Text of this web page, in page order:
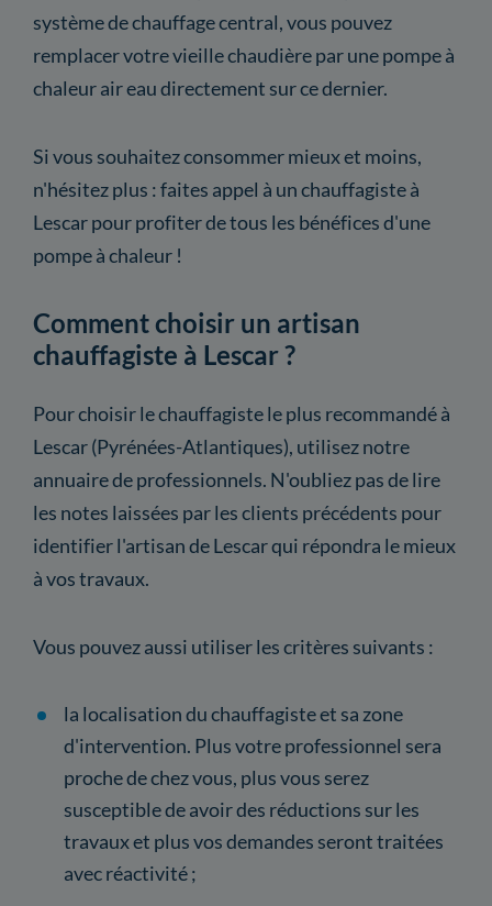
système de chauffage central, vous pouvez
remplacer votre vieille chaudière par une pompe à
chaleur air eau directement sur ce dernier.
Si vous souhaitez consommer mieux et moins,
n'hésitez plus : faites appel à un chauffagiste à
Lescar pour profiter de tous les bénéfices d'une
pompe à chaleur !
Comment choisir un artisan
chauffagiste à Lescar ?
Pour choisir le chauffagiste le plus recommandé à
Lescar (Pyrénées-Atlantiques), utilisez notre
annuaire de professionnels. N'oubliez pas de lire
les notes laissées par les clients précédents pour
identifier l'artisan de Lescar qui répondra le mieux
à vos travaux.
Vous pouvez aussi utiliser les critères suivants :
la localisation du chauffagiste et sa zone
d'intervention. Plus votre professionnel sera
proche de chez vous, plus vous serez
susceptible de avoir des réductions sur les
travaux et plus vos demandes seront traitées
avec réactivité ;